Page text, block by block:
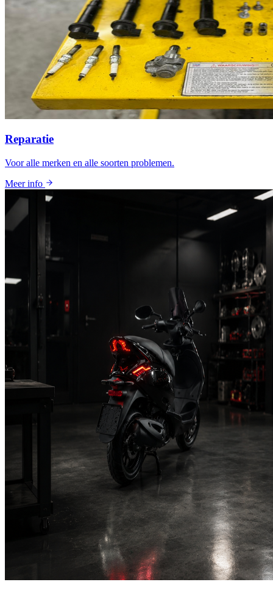
Reparatie
Voor alle merken en alle soorten problemen.
Meer info